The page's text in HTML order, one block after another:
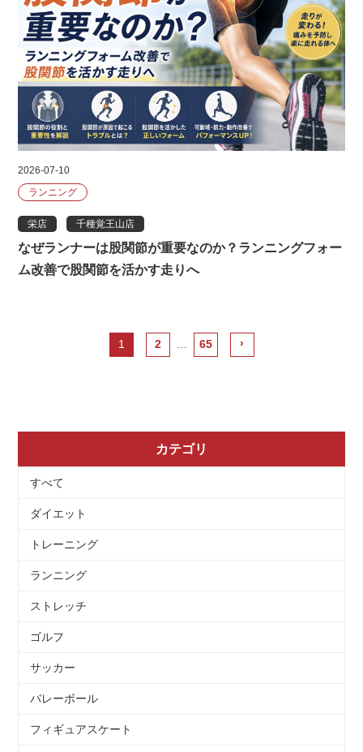
2026-07-10
ランニング
栄店 千種覚王山店
なぜランナーは股関節が重要なのか？ランニングフォー
ム改善で股関節を活かす走りへ
1 2 65 ›
カテゴリ
すべて
ダイエット
トレーニング
ランニング
ストレッチ
ゴルフ
サッカー
バレーボール
フィギュアスケート